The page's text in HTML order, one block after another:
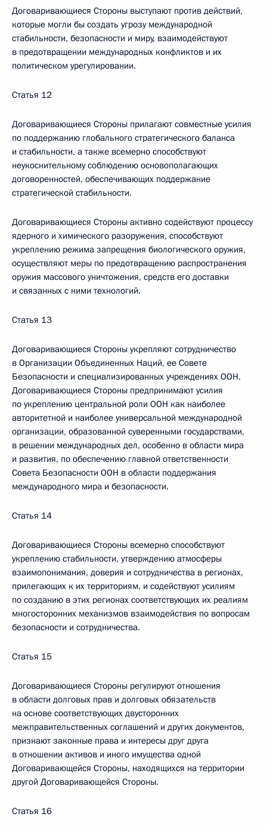
Договаривающиеся Стороны выступают против действий,
которые могли бы создать угрозу международной
стабильности, безопасности и миру, взаимодействуют
в предотвращении международных конфликтов и их
политическом урегулировании.
Статья 12
Договаривающиеся Стороны прилагают совместные усилия
по поддержанию глобального стратегического баланса
и стабильности, а также всемерно способствуют
неукоснительному соблюдению основополагающих
договоренностей, обеспечивающих поддержание
стратегической стабильности.
Договаривающиеся Стороны активно содействуют процессу
ядерного и химического разоружения, способствуют
укреплению режима запрещения биологического оружия,
осуществляют меры по предотвращению распространения
оружия массового уничтожения, средств его доставки
и связанных с ними технологий.
Статья 13
Договаривающиеся Стороны укрепляют сотрудничество
в Организации Объединенных Наций, ее Совете
Безопасности и специализированных учреждениях ООН.
Договаривающиеся Стороны предпринимают усилия
по укреплению центральной роли ООН как наиболее
авторитетной и наиболее универсальной международной
организации, образованной суверенными государствами,
в решении международных дел, особенно в области мира
и развития, по обеспечению главной ответственности
Совета Безопасности ООН в области поддержания
международного мира и безопасности.
Статья 14
Договаривающиеся Стороны всемерно способствуют
укреплению стабильности, утверждению атмосферы
взаимопонимания, доверия и сотрудничества в регионах,
прилегающих к их территориям, и содействуют усилиям
по созданию в этих регионах соответствующих их реалиям
многосторонних механизмов взаимодействия по вопросам
безопасности и сотрудничества.
Статья 15
Договаривающиеся Стороны регулируют отношения
в области долговых прав и долговых обязательств
на основе соответствующих двусторонних
межправительственных соглашений и других документов,
признают законные права и интересы друг друга
в отношении активов и иного имущества одной
Договаривающейся Стороны, находящихся на территории
другой Договаривающейся Стороны.
Статья 16